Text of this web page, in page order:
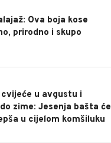
Ova boja kose
prirodno i skupo
u avgustu i
zime: Jesenja bašta će
u cijelom komšiluku